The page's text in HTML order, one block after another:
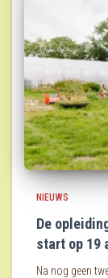
NIEUWS
De
start op 19
Na nog geen